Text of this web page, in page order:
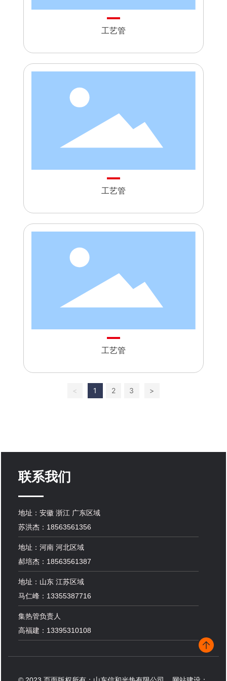
工艺管
工艺管
工艺管
< 1 2 3 >
联系我们
地址：安徽 浙江 广东区域
苏洪杰：18563561356
地址：河南 河北区域
郝培杰：18563561387
地址：山东 江苏区域
马仁峰：13355387716
集热管负责人
高福建：13395310108